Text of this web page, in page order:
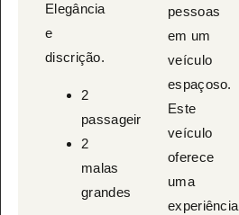
Elegância
e
discrição.
2
passageiros
2
malas
grandes
pessoas
em um
veículo
espaçoso.
Este
veículo
oferece
uma
experiência